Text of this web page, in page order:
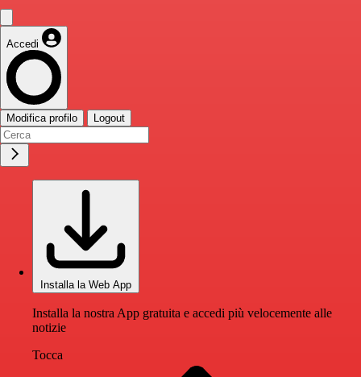
Accedi
Modifica profilo Logout
Installa la Web App
Installa la nostra App gratuita e accedi più velocemente alle
notizie
Tocca